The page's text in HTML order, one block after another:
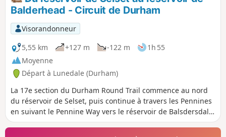
Balderhead - Circuit de Durham
Visorandonneur
5,55 km
+127 m -122 m
1h 55
Moyenne
Départ à Lunedale (Durham)
La 17e section du Durham Round Trail commence au nord
du réservoir de Selset, puis continue à travers les Pennines
en suivant le Pennine Way vers le réservoir de Balsdersdale.
Tout au long de la randonnée, tu pourras admirer de